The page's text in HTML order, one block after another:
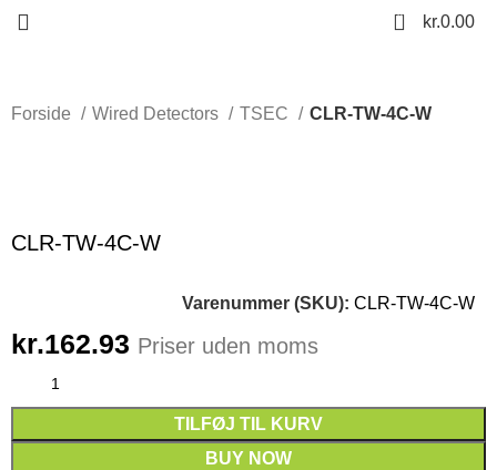
0 kr.0.00
Forside Wired Detectors TSEC CLR-TW-4C-W
CLR-TW-4C-W
Varenummer (SKU): CLR-TW-4C-W
kr.162.93 Priser uden moms
TILFØJ TIL KURV
BUY NOW